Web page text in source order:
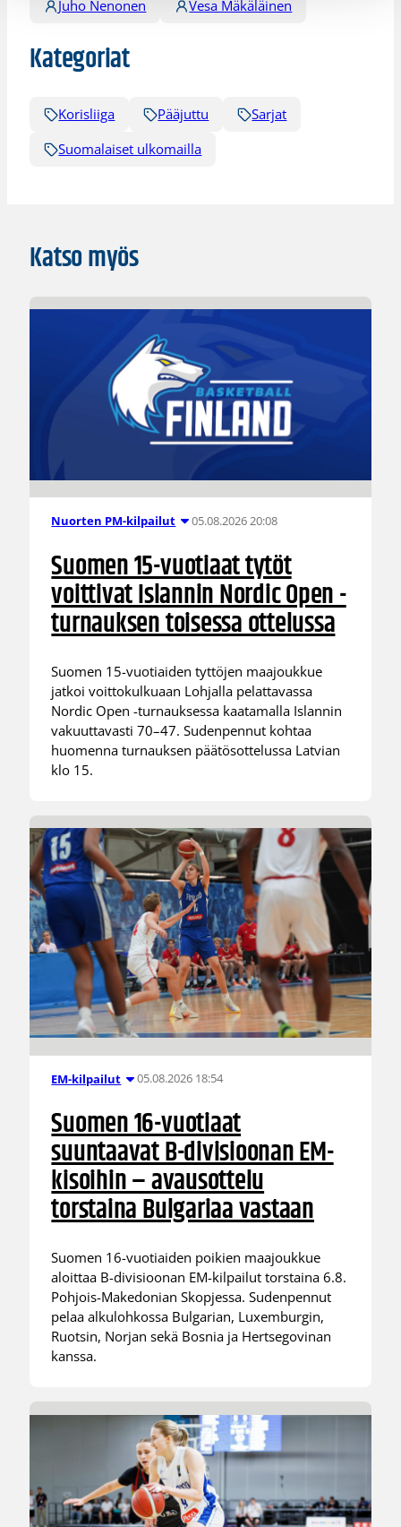
Juho Nenonen
Vesa Mäkäläinen
Kategoriat
Korisliiga Pääjuttu
Sarjat
Suomalaiset ulkomailla
Katso myös
Nuorten PM-kilpailut 05.08.2026 20:08
Suomen 15-vuotiaat tytöt
voittivat Islannin Nordic Open -
turnauksen toisessa ottelussa
Suomen 15-vuotiaiden tyttöjen maajoukkue
jatkoi voittokulkuaan Lohjalla pelattavassa
Nordic Open -turnauksessa kaatamalla Islannin
vakuuttavasti 70–47. Sudenpennut kohtaa
huomenna turnauksen päätösottelussa Latvian
klo 15.
EM-kilpailut 05.08.2026 18:54
Suomen 16-vuotiaat
suuntaavat B-divisioonan EM-
kisoihin – avausottelu
torstaina Bulgariaa vastaan
Suomen 16-vuotiaiden poikien maajoukkue
aloittaa B-divisioonan EM-kilpailut torstaina 6.8.
Pohjois-Makedonian Skopjessa. Sudenpennut
pelaa alkulohkossa Bulgarian, Luxemburgin,
Ruotsin, Norjan sekä Bosnia ja Hertsegovinan
kanssa.